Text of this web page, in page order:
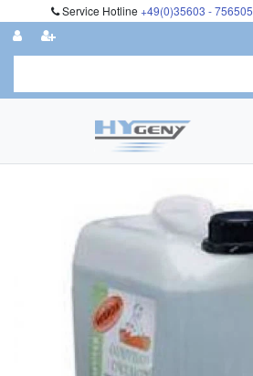
Service Hotline +49(0)35603 - 756505